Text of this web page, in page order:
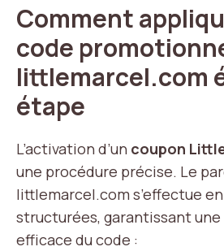
Comment
code
littlemarcel.com
étape
L’activation d’un coupon
une procédure précise. Le
littlemarcel.com s’effectue
structurées, garantissant
efficace du code :